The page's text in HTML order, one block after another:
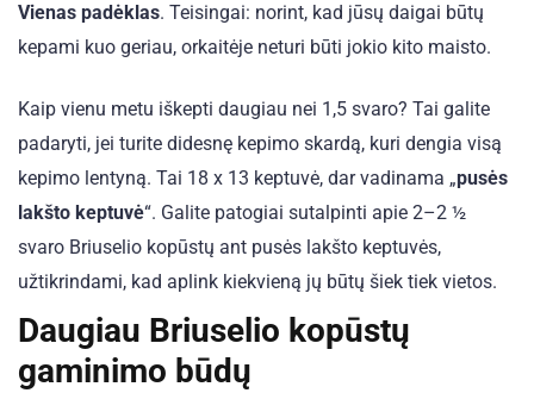
Vienas padėklas. Teisingai: norint, kad jūsų daigai būtų
kepami kuo geriau, orkaitėje neturi būti jokio kito maisto.
Kaip vienu metu iškepti daugiau nei 1,5 svaro? Tai galite
padaryti, jei turite didesnę kepimo skardą, kuri dengia visą
kepimo lentyną. Tai 18 x 13 keptuvė, dar vadinama „pusės
lakšto keptuvė“. Galite patogiai sutalpinti apie 2–2 ½
svaro Briuselio kopūstų ant pusės lakšto keptuvės,
užtikrindami, kad aplink kiekvieną jų būtų šiek tiek vietos.
Daugiau Briuselio kopūstų
gaminimo būdų